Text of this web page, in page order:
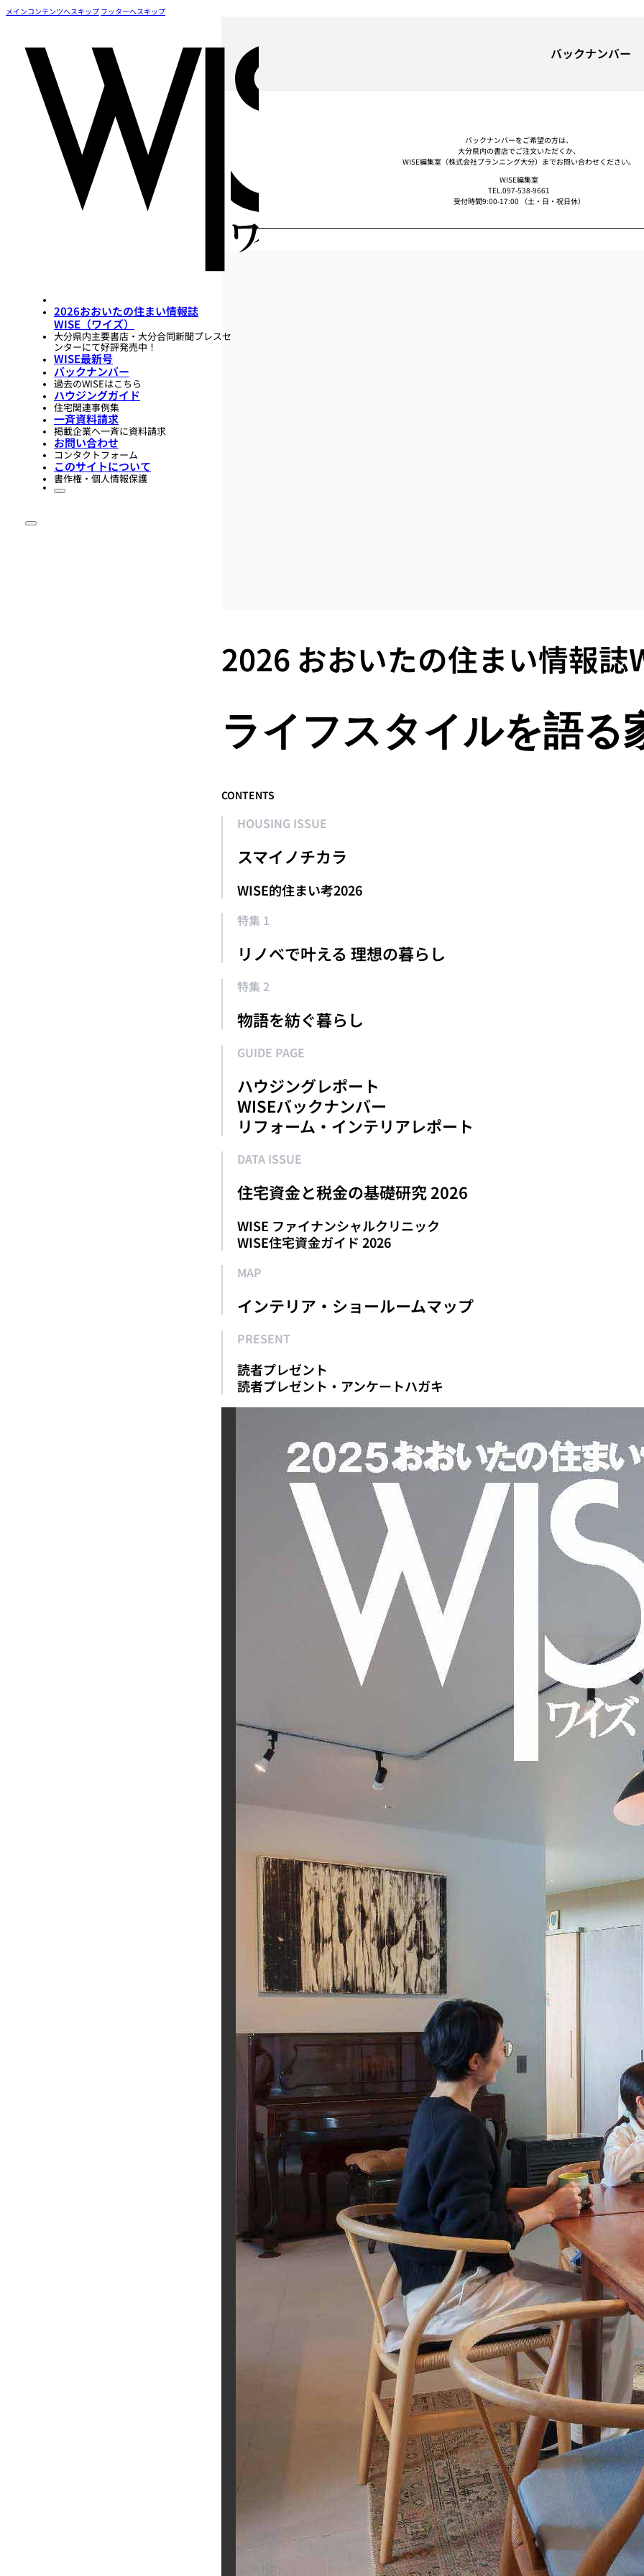
メインコンテンツへスキップ フッターへスキップ
2026おおいたの住まい情報誌
WISE（ワイズ）
大分県内主要書店・大分合同新聞プレスセ
ンターにて好評発売中！
WISE最新号
バックナンバー
過去のWISEはこちら
ハウジングガイド
住宅関連事例集
一斉資料請求
掲載企業へ一斉に資料請求
お問い合わせ
コンタクトフォーム
このサイトについて
書作権・個人情報保護
バックナンバー
バックナンバーをご希望の方は、
大分県内の書店でご注文いただくか、
WISE編集室（株式会社プランニング大分）までお問い合わせください。
WISE編集室
TEL.097-538-9661
受付時間9:00-17:00 （土・日・祝日休）
2026 おおいたの住まい情報誌
ライフスタイルを語る
CONTENTS
HOUSING ISSUE
スマイノチカラ
WISE的住まい考2026
特集 1
リノベで叶える 理想の暮らし
特集 2
物語を紡ぐ暮らし
GUIDE PAGE
ハウジングレポート
WISEバックナンバー
リフォーム・インテリアレポート
DATA ISSUE
住宅資金と税金の基礎研究 2026
WISE ファイナンシャルクリニック
WISE住宅資金ガイド 2026
MAP
インテリア・ショールームマップ
PRESENT
読者プレゼント
読者プレゼント・アンケートハガキ